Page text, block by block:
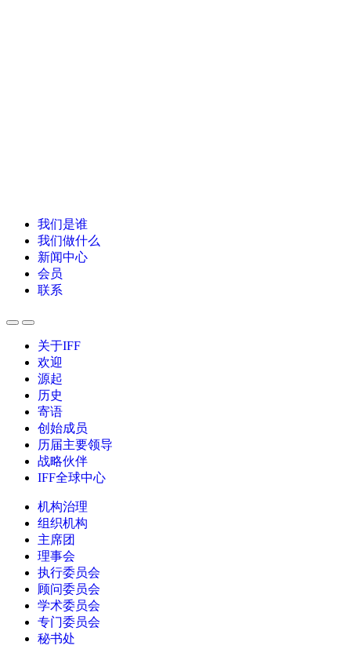
我们是谁
我们做什么
新闻中心
会员
联系
关于IFF
欢迎
源起
历史
寄语
创始成员
历届主要领导
战略伙伴
IFF全球中心
机构治理
组织机构
主席团
理事会
执行委员会
顾问委员会
学术委员会
专门委员会
秘书处